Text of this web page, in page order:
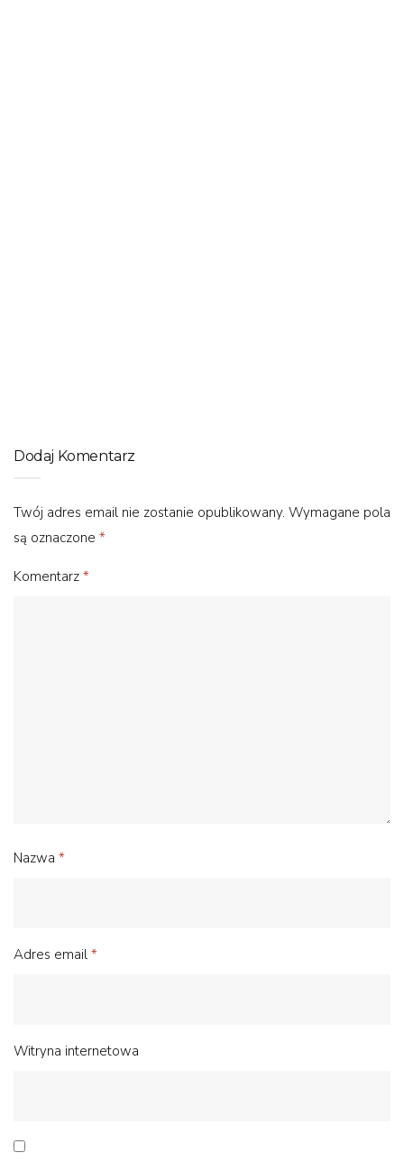
Dodaj Komentarz
Twój adres email nie zostanie opublikowany. Wymagane pola
są oznaczone *
Komentarz *
Nazwa *
Adres email *
Witryna internetowa